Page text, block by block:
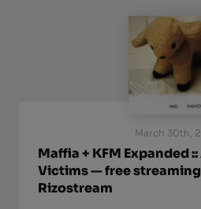
March 30th,
Maffia + KFM Expanded ::
Victims — free
Rizostream